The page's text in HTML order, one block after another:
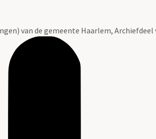
van de gemeente Haarlem, Archiefdeel